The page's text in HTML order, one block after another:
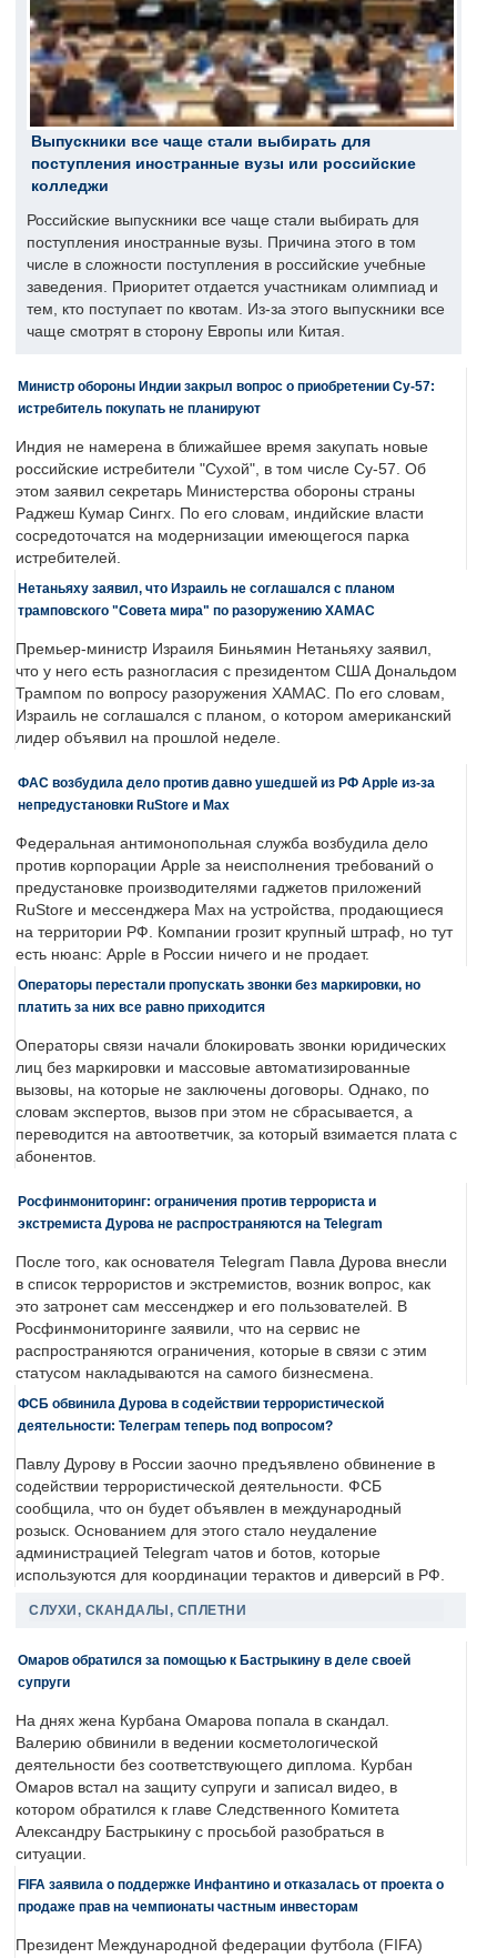
Выпускники все чаще стали выбирать для
поступления иностранные вузы или российские
колледжи
Российские выпускники все чаще стали выбирать для
поступления иностранные вузы. Причина этого в том
числе в сложности поступления в российские учебные
заведения. Приоритет отдается участникам олимпиад и
тем, кто поступает по квотам. Из-за этого выпускники все
чаще смотрят в сторону Европы или Китая.
Министр обороны Индии закрыл вопрос о приобретении Су-57:
истребитель покупать не планируют
Индия не намерена в ближайшее время закупать новые
российские истребители "Сухой", в том числе Су-57. Об
этом заявил секретарь Министерства обороны страны
Раджеш Кумар Сингх. По его словам, индийские власти
сосредоточатся на модернизации имеющегося парка
истребителей.
Нетаньяху заявил, что Израиль не соглашался с планом
трамповского "Совета мира" по разоружению ХАМАС
Премьер-министр Израиля Биньямин Нетаньяху заявил,
что у него есть разногласия с президентом США Дональдом
Трампом по вопросу разоружения ХАМАС. По его словам,
Израиль не соглашался с планом, о котором американский
лидер объявил на прошлой неделе.
ФАС возбудила дело против давно ушедшей из РФ Apple из-за
непредустановки RuStore и Max
Федеральная антимонопольная служба возбудила дело
против корпорации Apple за неисполнения требований о
предустановке производителями гаджетов приложений
RuStore и мессенджера Max на устройства, продающиеся
на территории РФ. Компании грозит крупный штраф, но тут
есть нюанс: Apple в России ничего и не продает.
Операторы перестали пропускать звонки без маркировки, но
платить за них все равно приходится
Операторы связи начали блокировать звонки юридических
лиц без маркировки и массовые автоматизированные
вызовы, на которые не заключены договоры. Однако, по
словам экспертов, вызов при этом не сбрасывается, а
переводится на автоответчик, за который взимается плата с
абонентов.
Росфинмониторинг: ограничения против террориста и
экстремиста Дурова не распространяются на Telegram
После того, как основателя Telegram Павла Дурова внесли
в список террористов и экстремистов, возник вопрос, как
это затронет сам мессенджер и его пользователей. В
Росфинмониторинге заявили, что на сервис не
распространяются ограничения, которые в связи с этим
статусом накладываются на самого бизнесмена.
ФСБ обвинила Дурова в содействии террористической
деятельности: Телеграм теперь под вопросом?
Павлу Дурову в России заочно предъявлено обвинение в
содействии террористической деятельности. ФСБ
сообщила, что он будет объявлен в международный
розыск. Основанием для этого стало неудаление
администрацией Telegram чатов и ботов, которые
используются для координации терактов и диверсий в РФ.
СЛУХИ, СКАНДАЛЫ, СПЛЕТНИ
Омаров обратился за помощью к Бастрыкину в деле своей
супруги
На днях жена Курбана Омарова попала в скандал.
Валерию обвинили в ведении косметологической
деятельности без соответствующего диплома. Курбан
Омаров встал на защиту супруги и записал видео, в
котором обратился к главе Следственного Комитета
Александру Бастрыкину с просьбой разобраться в
ситуации.
FIFA заявила о поддержке Инфантино и отказалась от проекта о
продаже прав на чемпионаты частным инвесторам
Президент Международной федерации футбола (FIFA)